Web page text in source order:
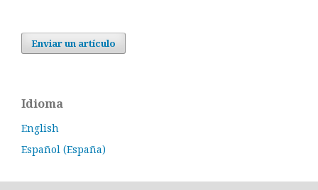
Enviar un artículo
Idioma
English
Español (España)